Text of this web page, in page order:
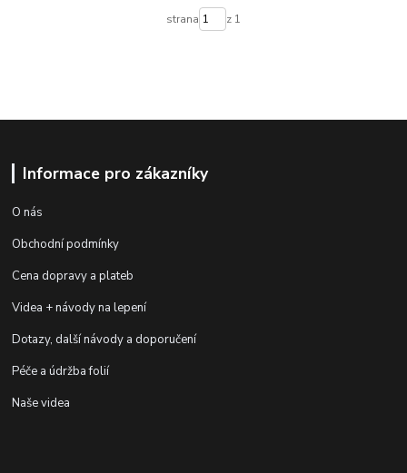
strana z 1
Informace pro zákazníky
O nás
Obchodní podmínky
Cena dopravy a plateb
Videa + návody na lepení
Dotazy, další návody a doporučení
Péče a údržba folií
Naše videa